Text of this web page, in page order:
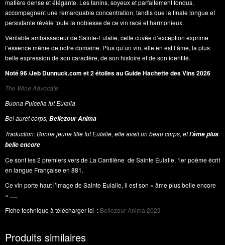
matière dense et élégante. Les tanins, soyeux et parfaitement fondus,
accompagnent une remarquable concentration, tandis que la finale longue et
persistante révèle toute la noblesse de ce vin racé et harmonieux.
Véritable ambassadeur de Sainte-Eulalie, cette cuvée d’exception exprime
l’essence même de notre domaine. Plus qu’un vin, elle en est l’âme, la plus
belle expression de son caractère, de son histoire et de son identité.
Noté 96 /Jeb Dunnuck.com et 2 étoiles au Guide Hachette des Vins 2026
The Wine Advocate
Buona Pulcella fut Eulalia
Bel auret corps, Bellezour Anima
Traduction: Bonne jeune fille fut Eulalie, elle avait un beau corps, etl’âme plus
belle encore
Ce sont les 2 premiers vers de La Cantilène de Sainte Eulalie, 1er poème écrit
en langue Française en 881.
Ce vin porte haut l’image de Sainte Eulalie, il est son « âme plus belle encore
« ….
Fiche technique à télécharger ici : Bellezour Anima 2023
Produits similaires